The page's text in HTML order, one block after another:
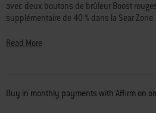
avec deux boutons de brûleur Boost
supplémentaire de 40 % dans la Sear
chaleur avec précision sur toute la plage
assaisonnements et les ustensiles à
latérales en métal martelé qui se rabattent
Read More
Buy in monthly payments with Affirm on